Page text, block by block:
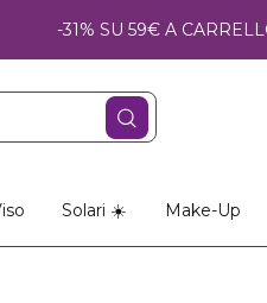
-31% SU 59€ A
Solari ☀️ Make-Up